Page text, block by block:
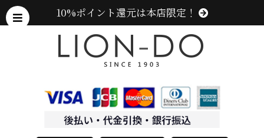
10%ポイント還元は本店限定！